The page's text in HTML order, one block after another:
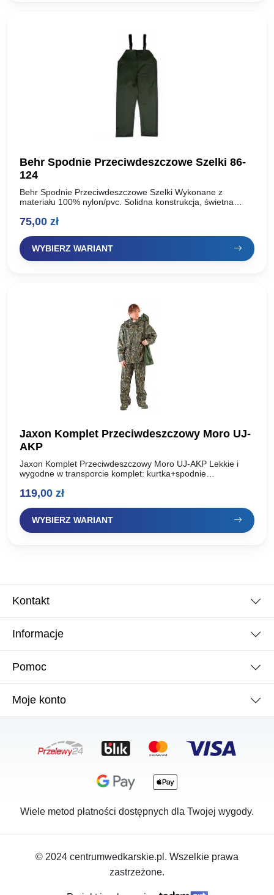
Behr Spodnie Przeciwdeszczowe Szelki 86-
124
Behr Spodnie Przeciwdeszczowe Szelki Wykonane z
materiału 100% nylon/pvc. Solidna konstrukcja, świetna
regulowane. Logo z przodu. Rzepy przy nogawce dla lepszej
75,00 zł
WYBIERZ WARIANT
Jaxon Komplet Przeciwdeszczowy Moro UJ-
AKP
Jaxon Komplet Przeciwdeszczowy Moro UJ-AKP Lekkie i
wygodne w transporcie komplet: kurtka+spodnie
Kurtka jest z kapturem, kaptur można schować w…
119,00 zł
WYBIERZ WARIANT
Kontakt
Informacje
Pomoc
Moje konto
Wiele metod płatności dostępnych dla Twojej wygody.
© 2024 centrumwedkarskie.pl. Wszelkie prawa
zastrzeżone.